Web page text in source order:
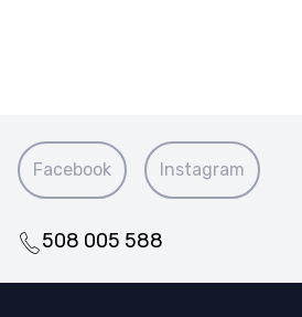
Facebook Instagram
508 005 588